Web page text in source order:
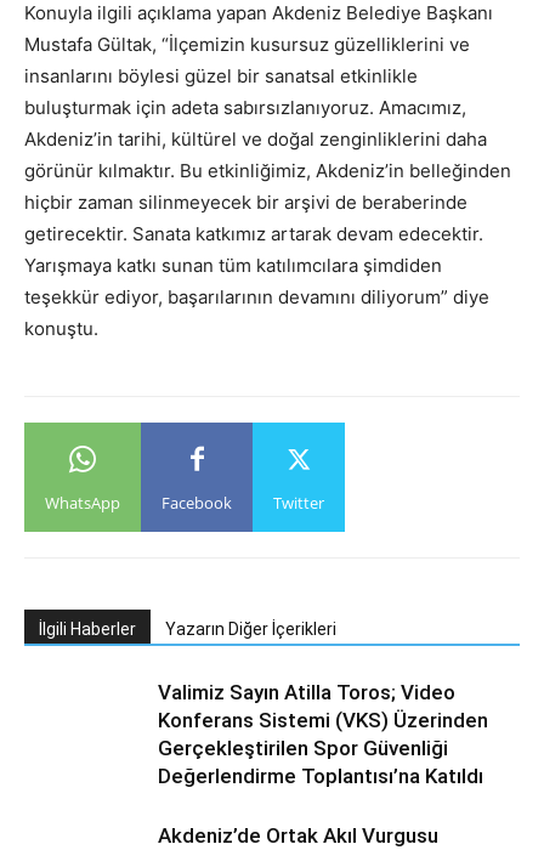
Konuyla ilgili açıklama yapan Akdeniz Belediye Başkanı
Mustafa Gültak, “İlçemizin kusursuz güzelliklerini ve
insanlarını böylesi güzel bir sanatsal etkinlikle
buluşturmak için adeta sabırsızlanıyoruz. Amacımız,
Akdeniz’in tarihi, kültürel ve doğal zenginliklerini daha
görünür kılmaktır. Bu etkinliğimiz, Akdeniz’in belleğinden
hiçbir zaman silinmeyecek bir arşivi de beraberinde
getirecektir. Sanata katkımız artarak devam edecektir.
Yarışmaya katkı sunan tüm katılımcılara şimdiden
teşekkür ediyor, başarılarının devamını diliyorum” diye
konuştu.
WhatsApp Facebook Twitter
İlgili Haberler Yazarın Diğer İçerikleri
Valimiz Sayın Atilla Toros; Video
Konferans Sistemi (VKS) Üzerinden
Gerçekleştirilen Spor Güvenliği
Değerlendirme Toplantısı’na Katıldı
Akdeniz’de Ortak Akıl Vurgusu